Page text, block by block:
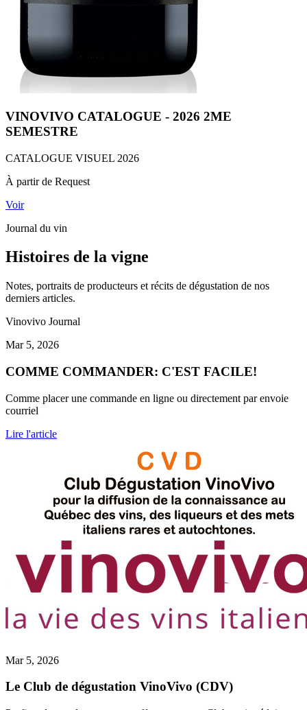
VINOVIVO CATALOGUE - 2026 2ME
SEMESTRE
CATALOGUE VISUEL 2026
À partir de Request
Voir
Journal du vin
Histoires de la vigne
Notes, portraits de producteurs et récits de dégustation de nos
derniers articles.
Vinovivo Journal
Mar 5, 2026
COMME COMMANDER: C'EST FACILE!
Comme placer une commande en ligne ou directement par envoie
courriel
Lire l'article
Mar 5, 2026
Le Club de dégustation VinoVivo (CDV)